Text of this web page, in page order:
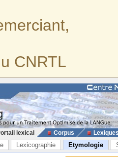
CNRTL
lexical Corpus
Lexicographie Etymologie